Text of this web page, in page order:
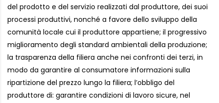
del prodotto e del servizio realizzati dal produttore, dei suoi
processi produttivi, nonché a favore dello sviluppo della
comunità locale cui il produttore appartiene; il progressivo
miglioramento degli standard ambientali della produzione;
la trasparenza della filiera anche nei confronti dei terzi, in
modo da garantire al consumatore informazioni sulla
ripartizione del prezzo lungo la filiera; l’obbligo del
produttore di: garantire condizioni di lavoro sicure, nel